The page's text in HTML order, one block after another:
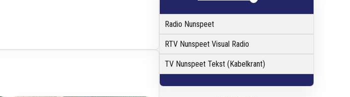
Radio Nunspeet
RTV Nunspeet Visual Radio
TV Nunspeet Tekst (Kabelkrant)